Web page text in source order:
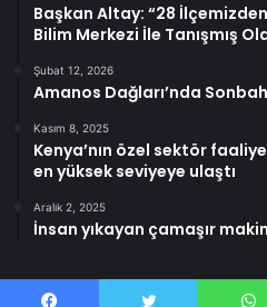
Başkan Altay: “28 İlçemizden
Bilim Merkezi İle Tanışmış
Şubat 12, 2026
Amanos Dağları’nda
Kasım 8, 2025
Kenya’nın özel sektör
en yüksek seviyeye ulaştı
Aralık 2, 2025
İnsan yıkayan çamaşır